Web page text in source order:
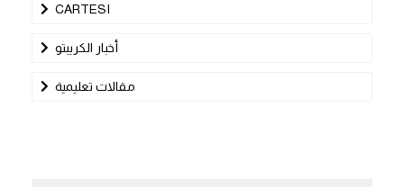
CARTESI
أخبار الكريبتو
مقالات تعليمية